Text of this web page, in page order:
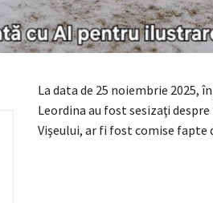
La data de 25 noiembrie 2025,
Leordina au fost sesizaţi
Vişeului, ar fi fost comise fapte